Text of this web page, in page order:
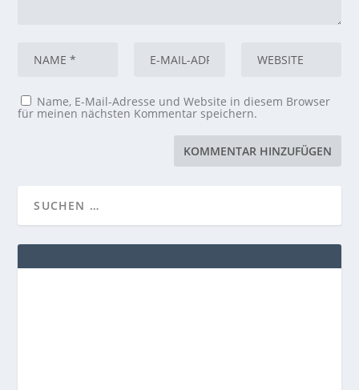
Name, E-Mail-Adresse und Website in diesem Browser
für meinen nächsten Kommentar speichern.